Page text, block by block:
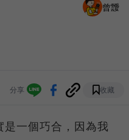
曾靉
分享 收藏
是一個巧合，因為我